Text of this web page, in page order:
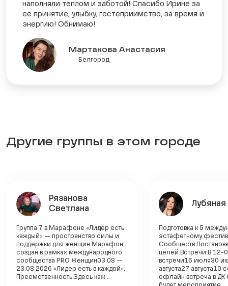
наполняли теплом и заботой! Спасибо Ирине за
ее принятие, улыбку, гостеприимство, за время и
энергию! Обнимаю!
Мартакова Анастасия
Белгород
Другие группы в этом городе
Рязанова
Светлана
Группа 7 в Марафоне «Лидер есть
каждый» — пространство силы и
поддержки для женщин.Марафон
создан в рамках международного
сообщества PRO Женщин03.08 —
23.08.2026 «Лидер есть в каждой»,
Преемственность.Здесь каж...
Лубяная
Подготовка к 5
эстафетному
целей.Встречи:В 12-
встречи16 июля30
августа27 августа10
офлайн встреча в ДК